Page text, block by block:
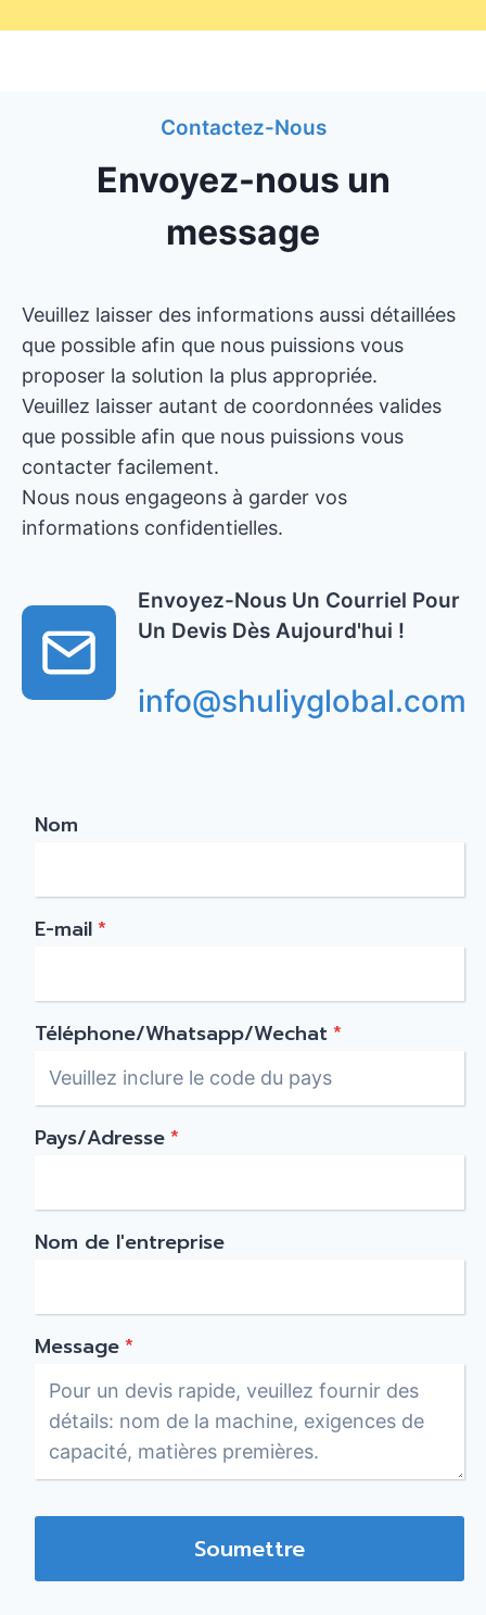
Contactez-Nous
Envoyez-nous un
message
Veuillez laisser des informations aussi détaillées
que possible afin que nous puissions vous
proposer la solution la plus appropriée.
Veuillez laisser autant de coordonnées valides
que possible afin que nous puissions vous
contacter facilement.
Nous nous engageons à garder vos
informations confidentielles.
Envoyez-Nous Un Courriel Pour
Un Devis Dès Aujourd'hui !
info@shuliyglobal.com
Nom
E-mail*
Téléphone/Whatsapp/Wechat *
Pays/Adresse*
Nom de l'entreprise
Message*
Soumettre